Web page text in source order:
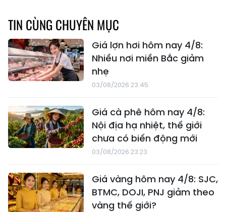
TIN CÙNG CHUYÊN MỤC
Giá lợn hơi hôm nay 4/8:
Nhiều nơi miền Bắc giảm
nhẹ
03/08/2026 23:45
Giá cà phê hôm nay 4/8:
Nội địa hạ nhiệt, thế giới
chưa có biến động mới
03/08/2026 23:23
Giá vàng hôm nay 4/8: SJC,
BTMC, DOJI, PNJ giảm theo
vàng thế giới?